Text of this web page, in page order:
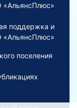
«АльянсПлюс»
поддержка и
поселения